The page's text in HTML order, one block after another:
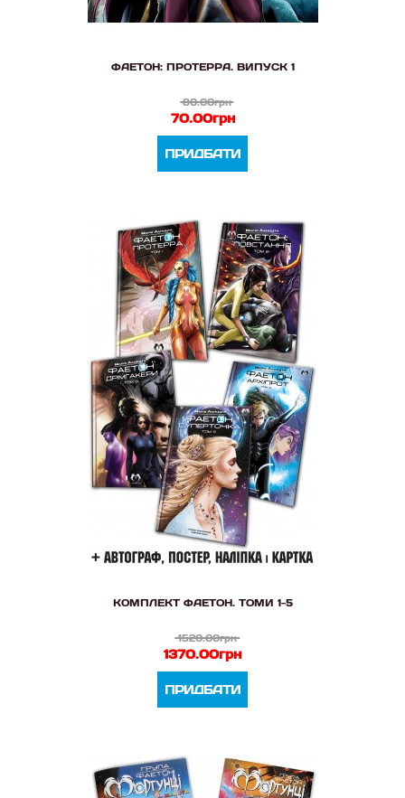
ФАЕТОН: ПРОТЕРРА. ВИПУСК 1
80.00грн
70.00грн
ПРИДБАТИ
КОМПЛЕКТ ФАЕТОН. ТОМИ 1-5
1520.00грн
1370.00грн
ПРИДБАТИ